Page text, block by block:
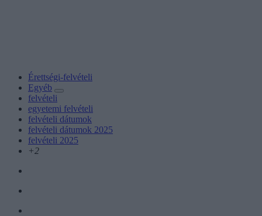
Érettségi-felvételi
Egyéb
felvételi
egyetemi felvételi
felvételi dátumok
felvételi dátumok 2025
felvételi 2025
+2